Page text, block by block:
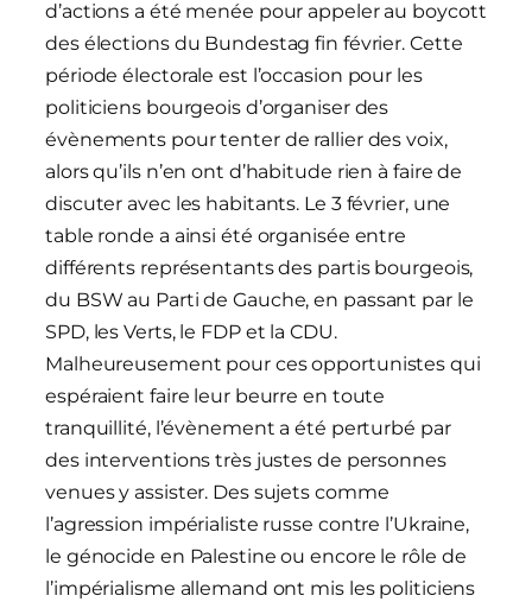
d’actions a été menée pour appeler au boycott
des élections du Bundestag fin février. Cette
période électorale est l’occasion pour les
politiciens bourgeois d’organiser des
évènements pour tenter de rallier des voix,
alors qu’ils n’en ont d’habitude rien à faire de
discuter avec les habitants. Le 3 février, une
table ronde a ainsi été organisée entre
différents représentants des partis bourgeois,
du BSW au Parti de Gauche, en passant par le
SPD, les Verts, le FDP et la CDU.
Malheureusement pour ces opportunistes qui
espéraient faire leur beurre en toute
tranquillité, l’évènement a été perturbé par
des interventions très justes de personnes
venues y assister. Des sujets comme
l’agression impérialiste russe contre l’Ukraine,
le génocide en Palestine ou encore le rôle de
l’impérialisme allemand ont mis les politiciens